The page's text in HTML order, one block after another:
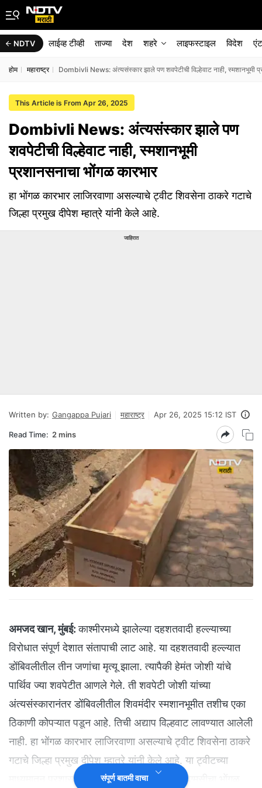
NDTV लाईव्ह टीव्ही ताज्या देश शहरे लाइफस्टाइल विदेश
होम महाराष्ट्र Dombivli News: अंत्यसंस्कार झाले पण शवपेटीची विल्हेवाट नाही, स्मशानभूमी
This Article is From Apr 26, 2025
Dombivli News: अंत्यसंस्कार झाले पण
शवपेटीची विल्हेवाट नाही, स्मशानभूमी
प्रशानसनाचा भोंगळ कारभार
हा भोंगळ कारभार लाजिरवाणा असल्याचे ट्वीट शिवसेना ठाकरे गटाचे
जिल्हा प्रमुख दीपेश म्हात्रे यांनी केले आहे.
जाहिरात
Written by: Gangappa Pujari महाराष्ट्र Apr 26, 2025 15:12 IST
Read Time: 2 mins
अमजद खान, मुंबई:काश्मीरमध्ये झालेल्या दहशतवादी हल्ल्याच्या
विरोधात संपूर्ण देशात संतापाची लाट आहे. या दहशतवादी हल्ल्यात
डोंबिवलीतील तीन जणांचा मृत्यू झाला. त्यापैकी हेमंत जोशी यांचे
पार्थिव ज्या शवपेटीत आणले गेले. ती शवपेटी जोशी यांच्या
अंत्यसंस्कारानंतर डोंबिवलीतील शिवमंदीर स्मशानभूमीत तशीच एका
ठिकाणी कोपऱ्यात पडून आहे. तिची अद्याप विल्हवाट लावण्यात आलेली
नाही. हा भोंगळ कारभार लाजिरवाणा असल्याचे ट्वीट शिवसेना ठाकरे
गटाचे जिल्हा प्रमुख दीपेश म्हात्रे यांनी केले आहे. या ट्वीटच्या
माध्यमातून प्रशासनावर निशाणा साधत त्यांनी केडीएमसीचा भोंगळ
संपूर्ण बातमी वाचा